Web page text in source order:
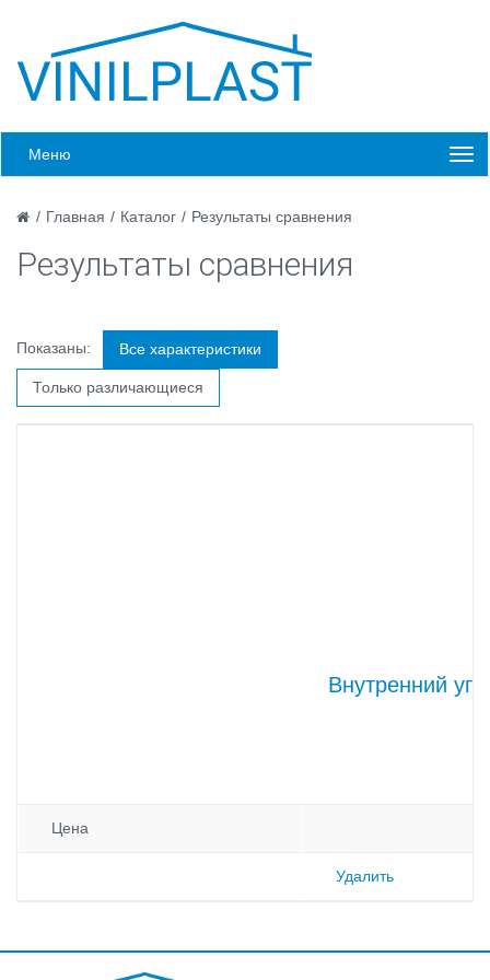
Меню
/ Главная / Каталог / Результаты сравнения
Результаты сравнения
Показаны: Все характеристики
Только различающиеся
Внутренний
Цена
Удалить